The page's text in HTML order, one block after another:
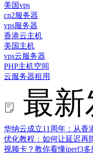
美国vps
cn2服务器
vps服务器
香港云主机
美国主机
vps云服务器
PHP主机空间
云服务器租用
最新
华纳云成立11周年：从香
优化教程：如何让延迟再
视频卡？教你看懂iperf3